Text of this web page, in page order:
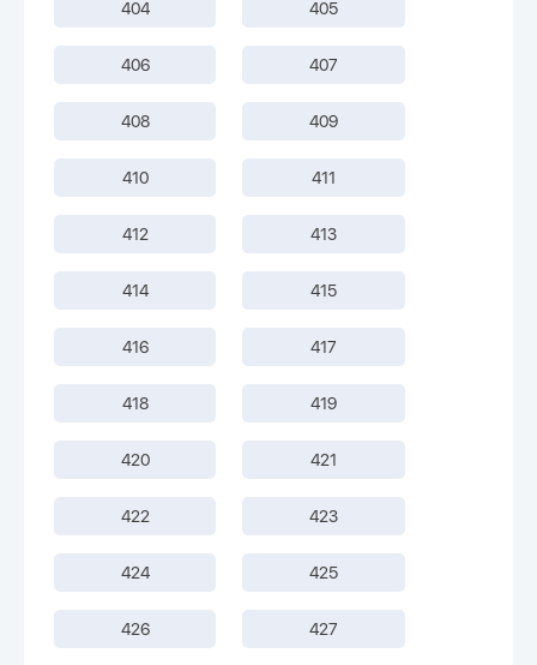
404 405
406 407
408 409
410 411
412 413
414 415
416 417
418 419
420 421
422 423
424 425
426 427